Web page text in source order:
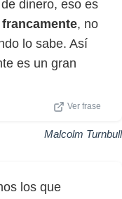
dinero, eso es
francamente, no
lo sabe. Así
es un gran
Ver frase
Malcolm Turnbull
los que